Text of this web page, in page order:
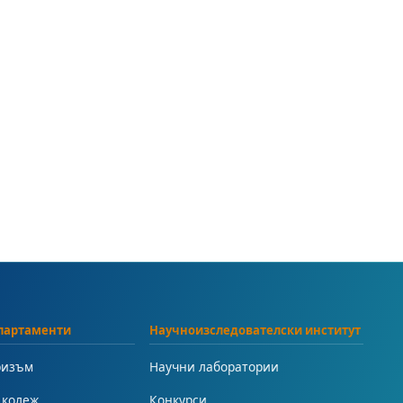
Научноизследователски институт
Научни лаборатории